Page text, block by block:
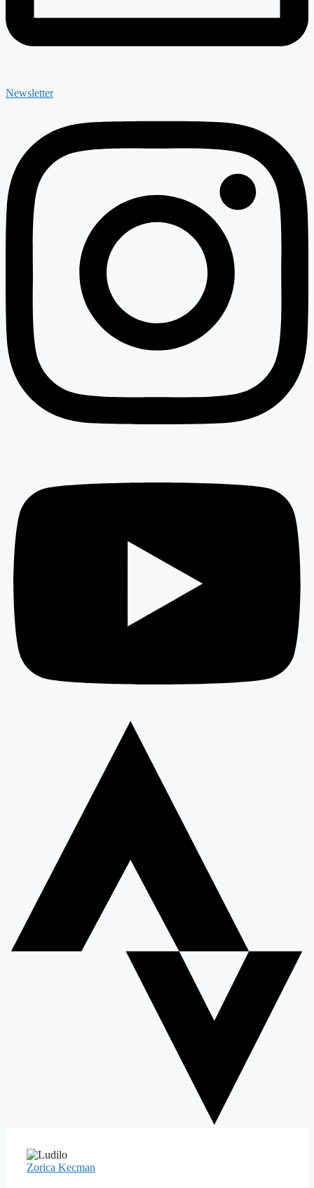
Newsletter
Zorica Kecman